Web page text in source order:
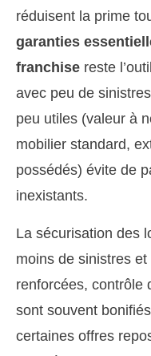
réduisent la prime
garanties
franchise reste
avec peu de
peu utiles (valeur à
mobilier standard,
possédés) évite de
inexistants.
La sécurisation des
moins de sinistres
renforcées, contrôle
sont souvent
certaines offres